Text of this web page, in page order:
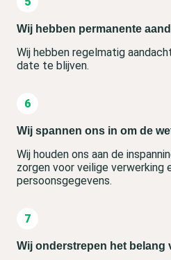
Wij hebben permanente
Wij hebben regelmatig
date te blijven.
Wij spannen ons in om de
Wij houden ons aan de
zorgen voor veilige verwerking
persoonsgegevens.
Wij onderstrepen het belang